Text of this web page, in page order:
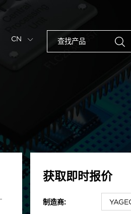
CN
获取即时报价
制造商: